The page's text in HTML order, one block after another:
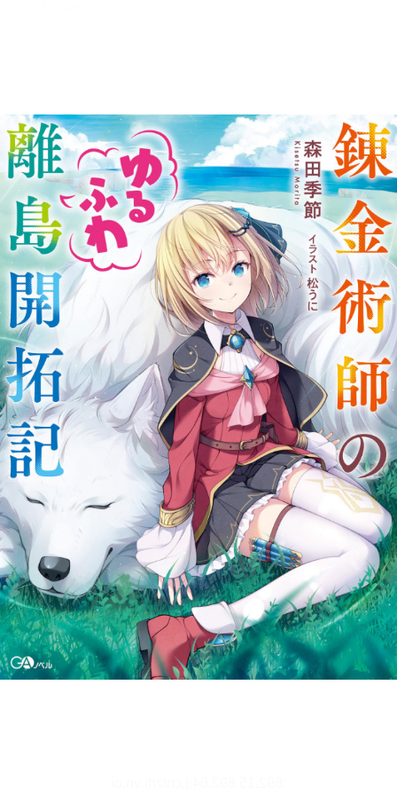
【立ち読み版】
森田季節
目次
目次を表示します。
この作品について
この作品の書誌情報を表示します。
本文検索
本文内から文字を検索します。
リーダー設定
文字サイズ、エフェクトの変更などを行います。